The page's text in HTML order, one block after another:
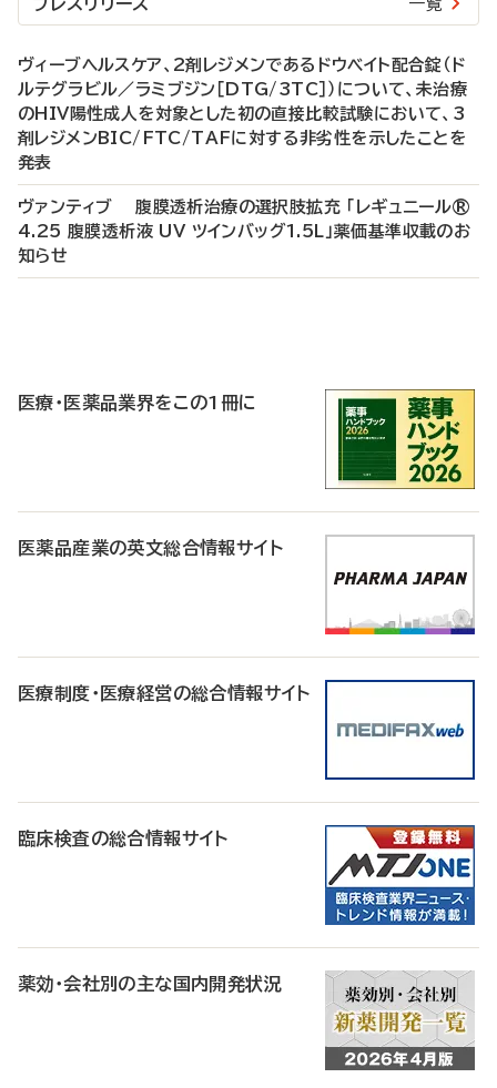
一覧
ヴィーブヘルスケア、2剤レジメンであるドウベイト配合錠（ド
ルテグラビル／ラミブジン［DTG/3TC］）について、未治療
のHIV陽性成人を対象とした初の直接比較試験において、3
剤レジメンBIC/FTC/TAFに対する非劣性を示したことを
発表
ヴァンティブ 腹膜透析治療の選択肢拡充 「レギュニール®
4.25 腹膜透析液 UV ツインバッグ1.5L」薬価基準収載のお
知らせ
医療・医薬品業界をこの1冊に
医薬品産業の英文総合情報サイト
医療制度・医療経営の総合情報サイト
臨床検査の総合情報サイト
薬効・会社別の主な国内開発状況